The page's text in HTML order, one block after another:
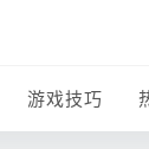
游戏技巧